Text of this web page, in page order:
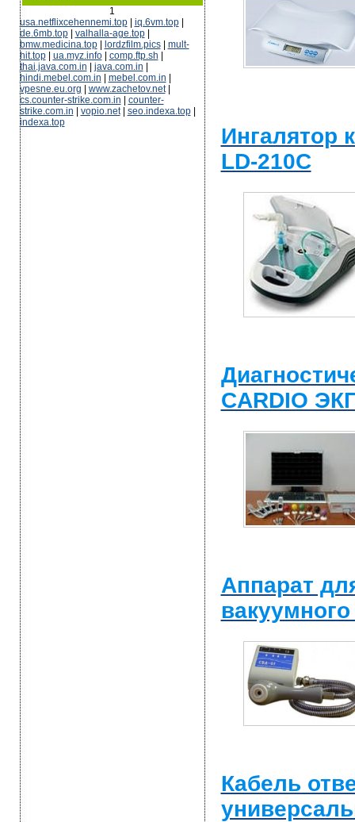
1
usa.netflixcehennemi.top| iq.6vm.top|
de.6mb.top| valhalla-age.top|
bmw.medicina.top| lordzfilm.pics| mult-
hit.top| ua.myz.info| comp.ftp.sh
thai.java.com.in
java.com.in
hindi.mebel.com.in
mebel.com.in
vpesne.eu.org
www.zachetov.net|
cs.counter-strike.com.in
counter-
strike.com.in
vopio.net| seo.indexa.top|
indexa.top
Ингалятор
LD-210C
CARDIO
Аппарат
Кабель